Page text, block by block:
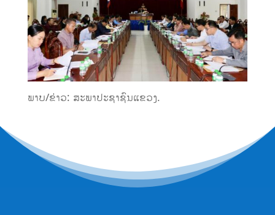
ພາບ/ຂ່າວ: ສະພາປະຊາຊົນແຂວງ.